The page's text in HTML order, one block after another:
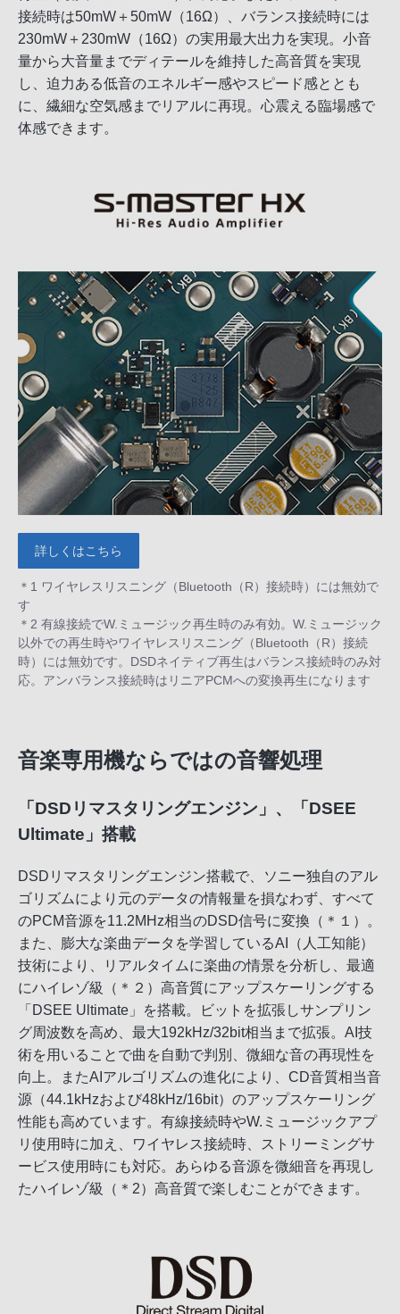
接続時は50mW＋50mW（16Ω）、バランス接続時には
230mW＋230mW（16Ω）の実用最大出力を実現。小音
量から大音量までディテールを維持した高音質を実現
し、迫力ある低音のエネルギー感やスピード感ととも
に、繊細な空気感までリアルに再現。心震える臨場感で
体感できます。
詳しくはこちら
＊1 ワイヤレスリスニング（Bluetooth（R）接続時）には無効で
す
＊2 有線接続でW.ミュージック再生時のみ有効。W.ミュージック
以外での再生時やワイヤレスリスニング（Bluetooth（R）接続
時）には無効です。DSDネイティブ再生はバランス接続時のみ対
応。アンバランス接続時はリニアPCMへの変換再生になります
音楽専用機ならではの音響処理
「DSDリマスタリングエンジン」、「DSEE
Ultimate」搭載
DSDリマスタリングエンジン搭載で、ソニー独自のアル
ゴリズムにより元のデータの情報量を損なわず、すべて
のPCM音源を11.2MHz相当のDSD信号に変換（＊１）。
また、膨大な楽曲データを学習しているAI（人工知能）
技術により、リアルタイムに楽曲の情景を分析し、最適
にハイレゾ級（＊２）高音質にアップスケーリングする
「DSEE Ultimate」を搭載。ビットを拡張しサンプリン
グ周波数を高め、最大192kHz/32bit相当まで拡張。AI技
術を用いることで曲を自動で判別、微細な音の再現性を
向上。またAIアルゴリズムの進化により、CD音質相当音
源（44.1kHzおよび48kHz/16bit）のアップスケーリング
性能も高めています。有線接続時やW.ミュージックアプ
リ使用時に加え、ワイヤレス接続時、ストリーミングサ
ービス使用時にも対応。あらゆる音源を微細音を再現し
たハイレゾ級（＊2）高音質で楽しむことができます。